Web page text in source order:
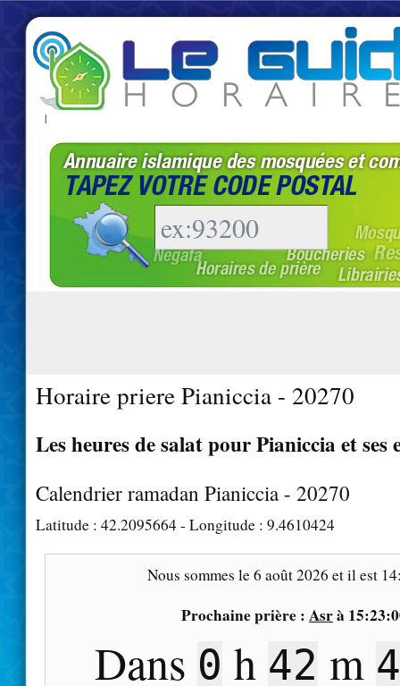
|
Horaire priere Pianiccia - 20270
Les heures de salat pour Pianiccia et ses
Calendrier ramadan Pianiccia - 20270
Latitude : 42.2095664- Longitude : 9.4610424
Nous sommes le6 août 2026 et il est
Prochaine prière : Asrà
Dans 0 h 42 m